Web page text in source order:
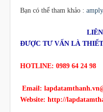
Bạn có thể tham khảo :
LIÊN HỆ VỚI
ĐƯỢC TƯ VẤN LÀ
HOTLINE: 0989 64 24 98
Email:
Website: http://